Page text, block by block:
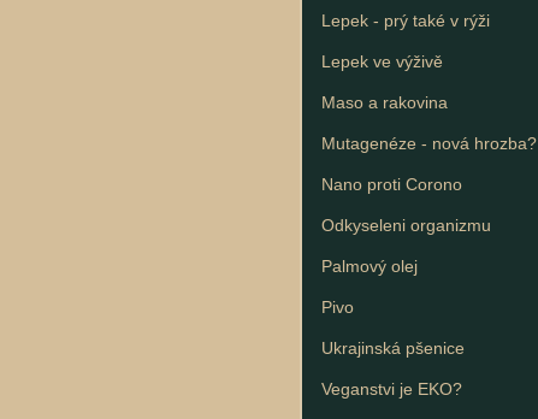
Lepek - prý také v rýži
Lepek ve výživě
Maso a rakovina
Mutagenéze - nová hrozba?
Nano proti Corono
Odkyseleni organizmu
Palmový olej
Pivo
Ukrajinská pšenice
Veganstvi je EKO?